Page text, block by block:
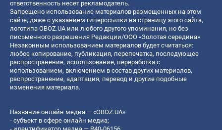
ответственность несет рекламодатель.
Запрещено использование материалов размещенных на этом
сайте, даже с указанием гиперссылки на страницу этого сайта,
логотипа OBOZ.UA или любого другого упоминания, но без
письменного разрешения Редакции/ООО «Золотая середина»
Незаконным использованием материалов будет считаться:
любое копирование, публикация, перепечатка, последующее
распространение, использование, переработка с
использованием, включением в состав других материалов,
распространение, адаптация, перевод и другие подобные
изменения материала.
Название онлайн медиа — «OBOZ.UA»
- субъект в сфере онлайн медиа;